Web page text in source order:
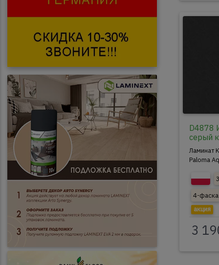
D4878
серый
Ламинат
Paloma
4-фаска
акция
3